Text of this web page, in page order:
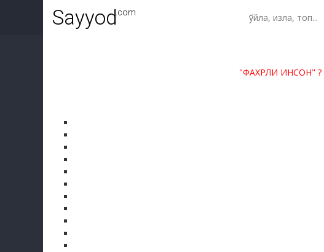
Sayyod.com
"ФАХРЛИ ИНСОН"?